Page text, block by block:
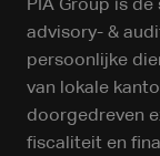
PIA Group is
advisory- &
persoonlijke
van lokale
doorgedreven
fiscaliteit en